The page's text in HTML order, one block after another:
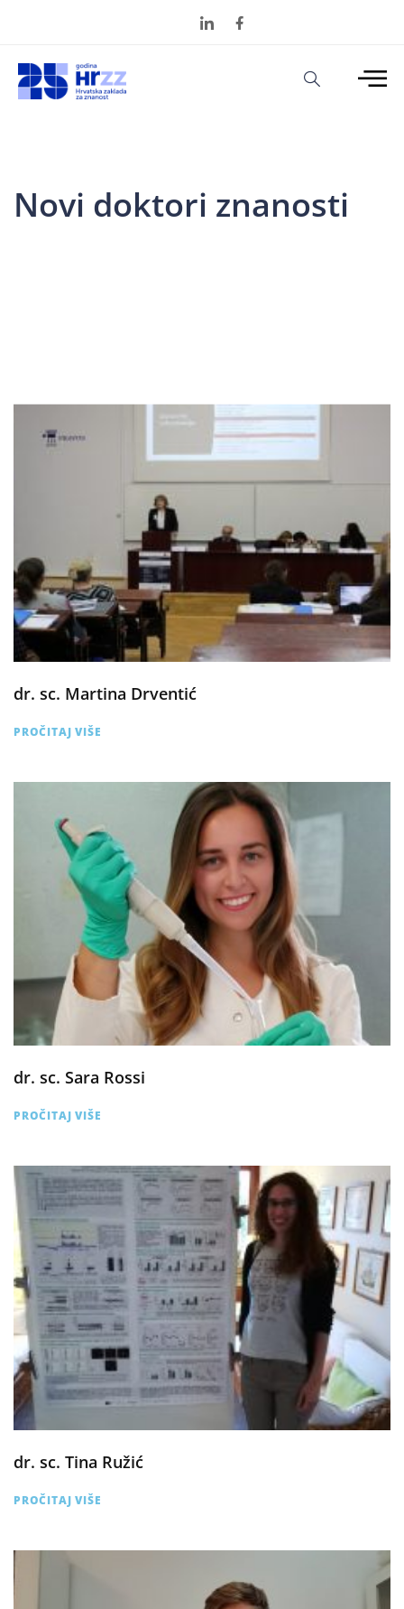
Novi doktori znanosti
dr. sc. Martina Drventić
PROČITAJ VIŠE
dr. sc. Sara Rossi
PROČITAJ VIŠE
dr. sc. Tina Ružić
PROČITAJ VIŠE